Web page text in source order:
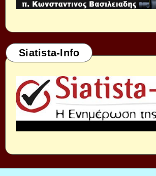
Siatista-Info